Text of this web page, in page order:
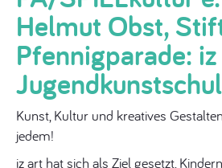
Helmut Obst,
Pfennigparade:
Kunst, Kultur und kreatives
jedem!
iz art hat sich als Ziel gesetzt,